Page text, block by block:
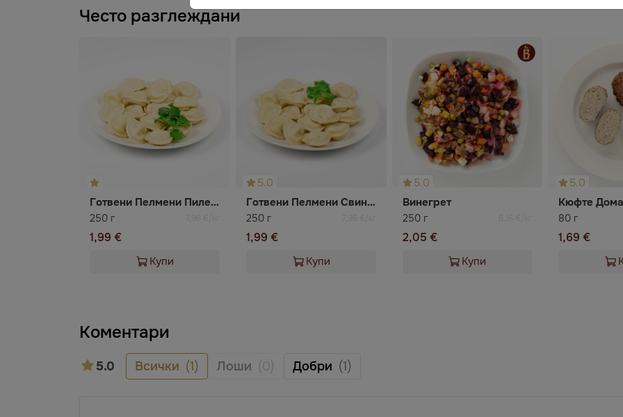
Често разглеждани
Готвени Пелмени Пилешко 12 бр + сметана 50 гр
250 г 7,98 €/кг
1,99 €
Купи
5.0
Готвени Пелмени Свинско и Телешко 12 бр + сметана 50 гр
250 г 7,98 €/кг
1,99 €
Купи
5.0
Винегрет
250 г 8,18 €/кг
2,05 €
Купи
5.0
Кюфте
80 г
1,69 €
Коментари
5.0 Всички (1) Лоши (0) Добри (1)